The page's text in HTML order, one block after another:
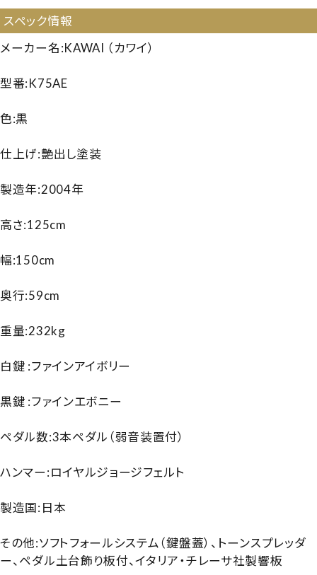
スペック情報
メーカー名:KAWAI （カワイ）
型番:K75AE
色:黒
仕上げ:艶出し塗装
製造年:2004年
高さ:125cm
幅:150cm
奥行:59cm
重量:232kg
白鍵 :ファインアイボリー
黒鍵 :ファインエボニー
ペダル数:3本ペダル（弱音装置付）
ハンマー:ロイヤルジョージフェルト
製造国:日本
その他:ソフトフォールシステム（鍵盤蓋）、トーンスプレッダ
ー、ペダル土台飾り板付、イタリア・チレーサ社製響板